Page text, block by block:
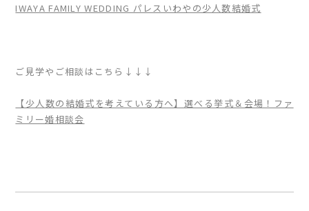
IWAYA FAMILY WEDDING パレスいわやの少人数結婚式
ご見学やご相談はこちら↓↓↓
【少人数の結婚式を考えている方へ】選べる挙式＆会場！ファ
ミリー婚相談会